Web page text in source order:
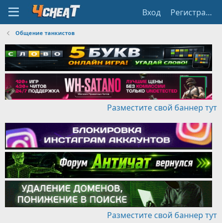
Вход Регистрация
Общение танкистов
Разместите свой баннер тут
Разместите свой баннер тут